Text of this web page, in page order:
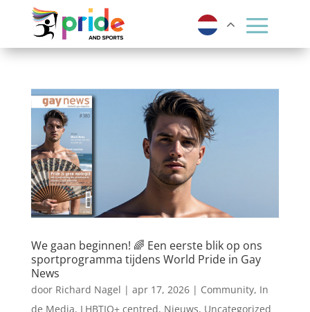
We gaan beginnen! 🌈 Een eerste blik op ons
sportprogramma tijdens World Pride in Gay
News
door Richard Nagel | apr 17, 2026| Community, In
de Media, LHBTIQ+ centred, Nieuws, Uncategorized